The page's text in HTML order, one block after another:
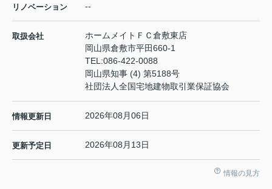
リノベーション --
取扱会社
ホームメイトＦＣ倉敷東店
岡山県倉敷市平田660-1
TEL:086-422-0088
岡山県知事 (4) 第5188号
社団法人全国宅地建物取引業保証協会
情報更新日 2026年08月06日
更新予定日 2026年08月13日
情報の見方